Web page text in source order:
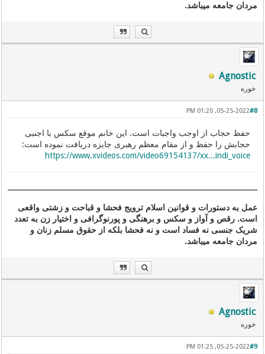
مردان جامعه میباشد.
Agnostic
خوره
#8
05-25-2022, 01:20 PM
حفظ حجاب از اوجب واجبات است. این خانم موقع سکس با اجنبی
حجابش را حفظ و از مقام معظم رهبری جایزه دریافت نموده است:
https://www.xvideos.com/video69154137/xx...indi_voice
عمل به دستورات و قوانین اسلام ترویج فحشا و قباحت و زشتی واقعی
است. رقص و آواز و سکس و برهنگی و پورنوگرافی و اختیار زن به تعدد
شریک جنسی نه فساد است و نه فحشا بلکه از حقوق مسلم زنان و
مردان جامعه میباشد.
Agnostic
خوره
#9
05-25-2022, 01:25 PM